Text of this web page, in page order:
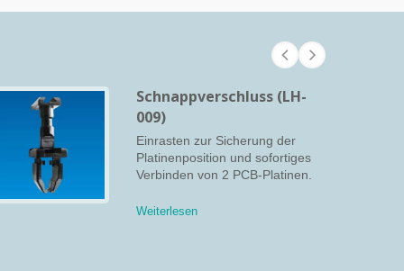
Schnappverschluss (LH-
009)
Einrasten zur Sicherung der
Platinenposition und sofortiges
Verbinden von 2 PCB-Platinen.
Weiterlesen